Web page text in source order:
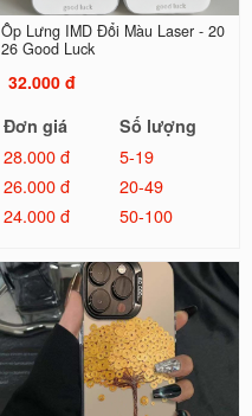
Ốp Lưng IMD Đổi Màu Laser - 20
26 Good Luck
32.000 đ
Đơn giá
Số lượng
28.000 đ
5-19
26.000 đ
20-49
24.000 đ
50-100